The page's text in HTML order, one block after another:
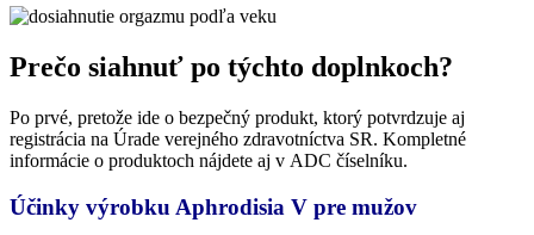
Prečo siahnuť po týchto doplnkoch?
Po prvé, pretože ide o bezpečný produkt, ktorý potvrdzuje aj
registrácia na Úrade verejného zdravotníctva SR. Kompletné
informácie o produktoch nájdete aj v ADC číselníku.
Účinky výrobku Aphrodisia V pre mužov